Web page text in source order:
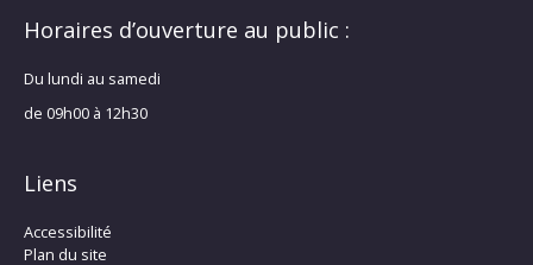
Horaires d’ouverture au public :
Du lundi au samedi
de 09h00 à 12h30
Liens
Accessibilité
Plan du site